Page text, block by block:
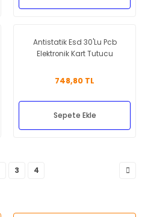
Antistatik Esd 30'Lu Pcb
Elektronik Kart Tutucu
748,80 TL
Sepete Ekle
3 4